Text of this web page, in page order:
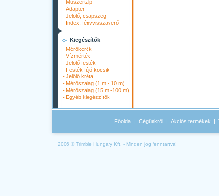
- Műszertalp
- Adapter
- Jelölő, csapszeg
- Index, fényvisszaverő
Kiegészítők
- Mérőkerék
- Vízmérték
- Jelölő festék
- Festék fújó kocsik
- Jelölő kréta
- Mérőszalag (1 m - 10 m)
- Mérőszalag (15 m -100 m)
- Egyéb kiegészítők
Főoldal | Cégünkről | Akciós termékek |
2006 © Trimble Hungary Kft. - Minden jog fenntartva!